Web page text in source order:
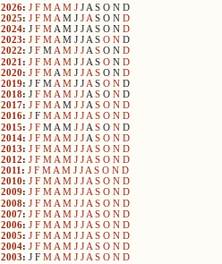
2026: J F M A M J J A S O N D
2025: J F M A M J J A S O N D
2024: J F M A M J J A S O N D
2023: J F M A M J J A S O N D
2022: J F MA M J JA S O N D
2021 : J F M A M J J A S O N D
2020: J F M A M J J A S O N D
2019: J F M A M J J A S O N D
2018: J F M A M J J A S O N D
2017: J F M A M J J A S O N D
2016: J F M A M J J A S O N D
2015: J F M A M J J A S O N D
2014: J F M A M J J A S O N D
2013: J F M A M J J A S O N D
2012: J F M A M J J A S O N D
2011 : J F M A M J J A S O N D
2010: J F M A M J J A S O N D
2009: J F MA M J JA S O N D
2008: J F M A M J J A S O N D
2007: J F M A M J J A S O N D
2006: J F M A M J J A S O N D
2005: J F M A M J J A S O N D
2004: J F M A M J J A S O N D
2003: J F M A M J J A S O N D